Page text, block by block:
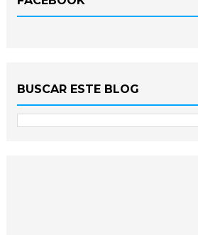
BUSCAR ESTE BLOG